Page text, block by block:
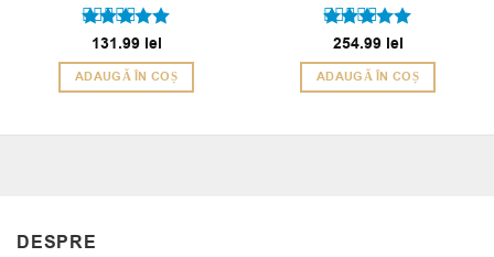
Evaluat la
5din 5
131.99 lei
ADAUGĂ ÎN COȘ
Evaluat la
5din 5
254.99 lei
ADAUGĂ ÎN COȘ
DESPRE